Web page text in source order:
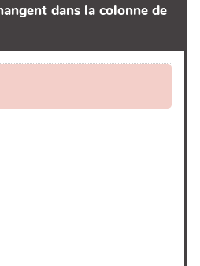
dans la colonne de